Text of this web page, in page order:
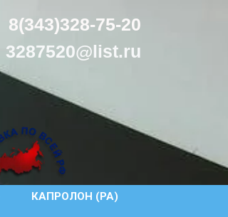
8(343)328-75-20
3287520@list.ru
КАПРОЛОН (PA)